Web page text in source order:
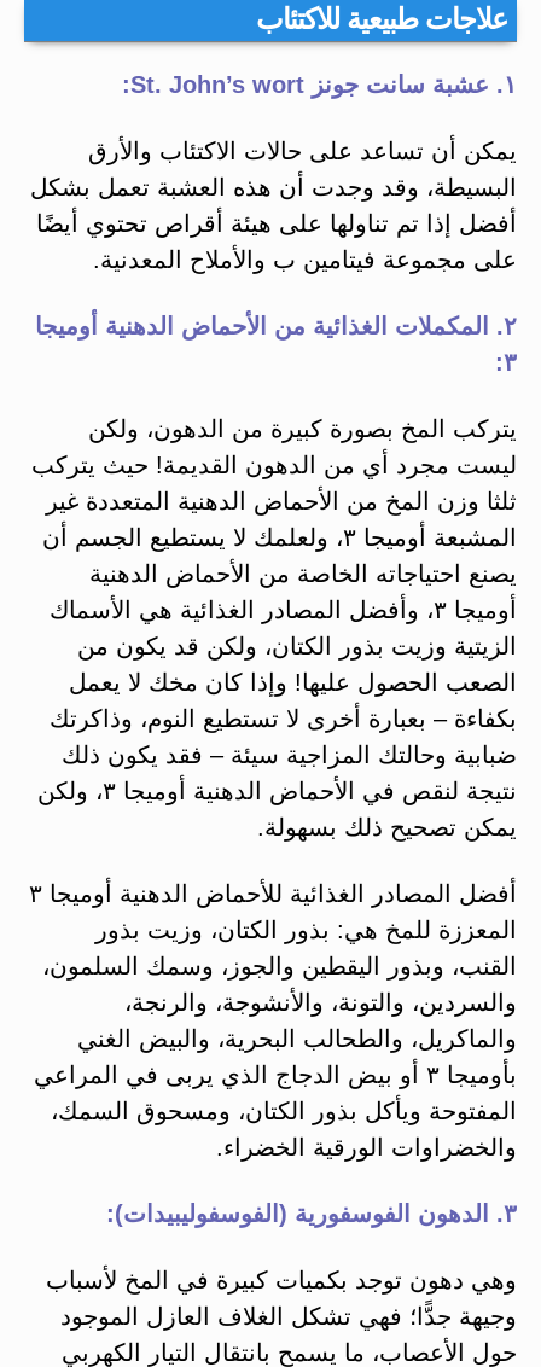
علاجات طبيعية للاكتئاب
١. عشبة سانت جونز St. John’s wort:
يمكن أن تساعد على حالات الاكتئاب والأرق
البسيطة، وقد وجدت أن هذه العشبة تعمل بشكل
أفضل إذا تم تناولها على هيئة أقراص تحتوي أيضًا
على مجموعة فيتامين ب والأملاح المعدنية.
٢. المكملات الغذائية من الأحماض الدهنية أوميجا
٣:
يتركب المخ بصورة كبيرة من الدهون، ولكن
ليست مجرد أي من الدهون القديمة! حيث يتركب
ثلثا وزن المخ من الأحماض الدهنية المتعددة غير
المشبعة أوميجا ٣، ولعلمك لا يستطيع الجسم أن
يصنع احتياجاته الخاصة من الأحماض الدهنية
أوميجا ٣، وأفضل المصادر الغذائية هي الأسماك
الزيتية وزيت بذور الكتان، ولكن قد يكون من
الصعب الحصول عليها! وإذا كان مخك لا يعمل
بكفاءة – بعبارة أخرى لا تستطيع النوم، وذاكرتك
ضبابية وحالتك المزاجية سيئة – فقد يكون ذلك
نتيجة لنقص في الأحماض الدهنية أوميجا ٣، ولكن
يمكن تصحيح ذلك بسهولة.
أفضل المصادر الغذائية للأحماض الدهنية أوميجا ٣
المعززة للمخ هي: بذور الكتان، وزيت بذور
القنب، وبذور اليقطين والجوز، وسمك السلمون،
والسردين، والتونة، والأنشوجة، والرنجة،
والماكريل، والطحالب البحرية، والبيض الغني
بأوميجا ٣ أو بيض الدجاج الذي يربى في المراعي
المفتوحة ويأكل بذور الكتان، ومسحوق السمك،
والخضراوات الورقية الخضراء.
٣. الدهون الفوسفورية (الفوسفوليبيدات):
وهي دهون توجد بكميات كبيرة في المخ لأسباب
وجيهة جدًّا؛ فهي تشكل الغلاف العازل الموجود
حول الأعصاب، ما يسمح بانتقال التيار الكهربي